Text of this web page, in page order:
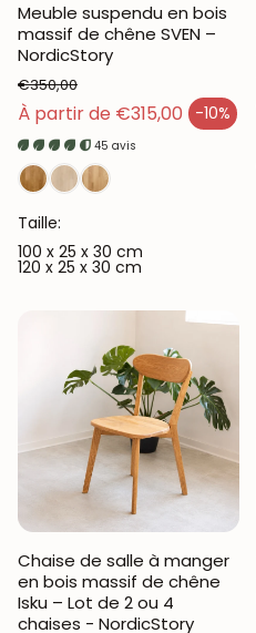
Meuble suspendu en bois
massif de chêne SVEN –
NordicStory
À partir de €315,00 -10%
Prix en solde
Prix habituel
€350,00
45 avis
Taille:
100 x 25 x 30 cm
120 x 25 x 30 cm
Chaise de salle à manger
en bois massif de chêne
Isku – Lot de 2 ou 4
chaises - NordicStory